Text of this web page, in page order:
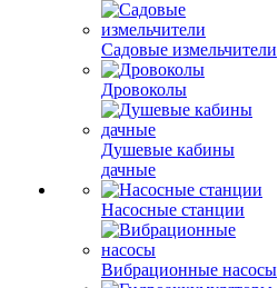
Садовые измельчители
Дровоколы
Душевые кабины
дачные
Насосные станции
Вибрационные насосы